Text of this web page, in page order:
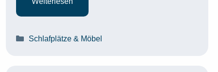
Kategorien
Schlafplätze & Möbel